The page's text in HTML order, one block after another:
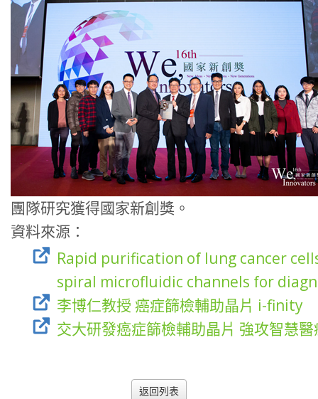
團隊研究獲得國家新創獎。
資料來源：
Rapid purification of lung cancer
spiral microfluidic channels for
李博仁教授 癌症篩檢輔助晶片 i-finity
交大研發癌症篩檢輔助晶片 強攻智慧
返回列表